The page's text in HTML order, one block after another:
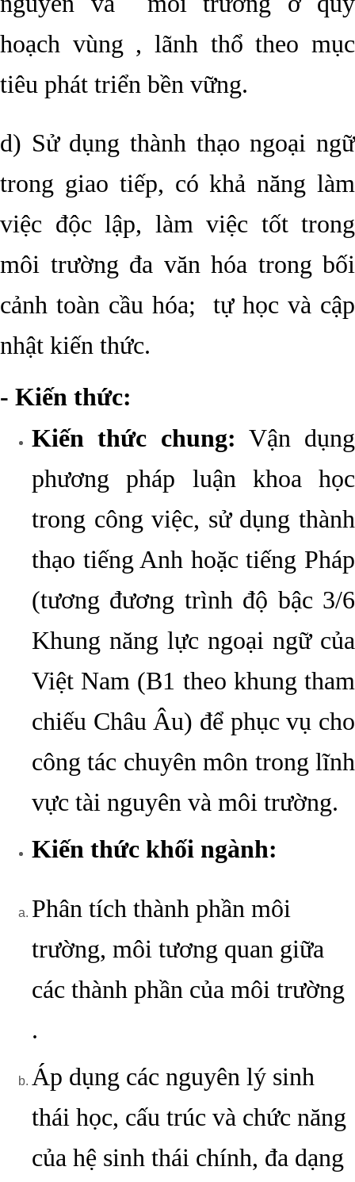
hoạch vùng , lãnh thổ theo mục
tiêu phát triển bền vững.
d) Sử dụng thành thạo ngoại ngữ
trong giao tiếp, có khả năng làm
việc độc lập, làm việc tốt trong
môi trường đa văn hóa trong bối
cảnh toàn cầu hóa; tự học và cập
nhật kiến thức.
- Kiến thức:
Kiến thức chung: Vận dụng
phương pháp luận khoa học
trong công việc, sử dụng thành
thạo tiếng Anh hoặc tiếng Pháp
(tương đương trình độ bậc 3/6
Khung năng lực ngoại ngữ của
Việt Nam (B1 theo khung tham
chiếu Châu Âu) để phục vụ cho
công tác chuyên môn trong lĩnh
vực tài nguyên và môi trường.
Kiến thức khối ngành:
Phân tích thành phần môi
trường, môi tương quan giữa
các thành phần của môi trường
.
Áp dụng các nguyên lý sinh
thái học, cấu trúc và chức năng
của hệ sinh thái chính, đa dạng